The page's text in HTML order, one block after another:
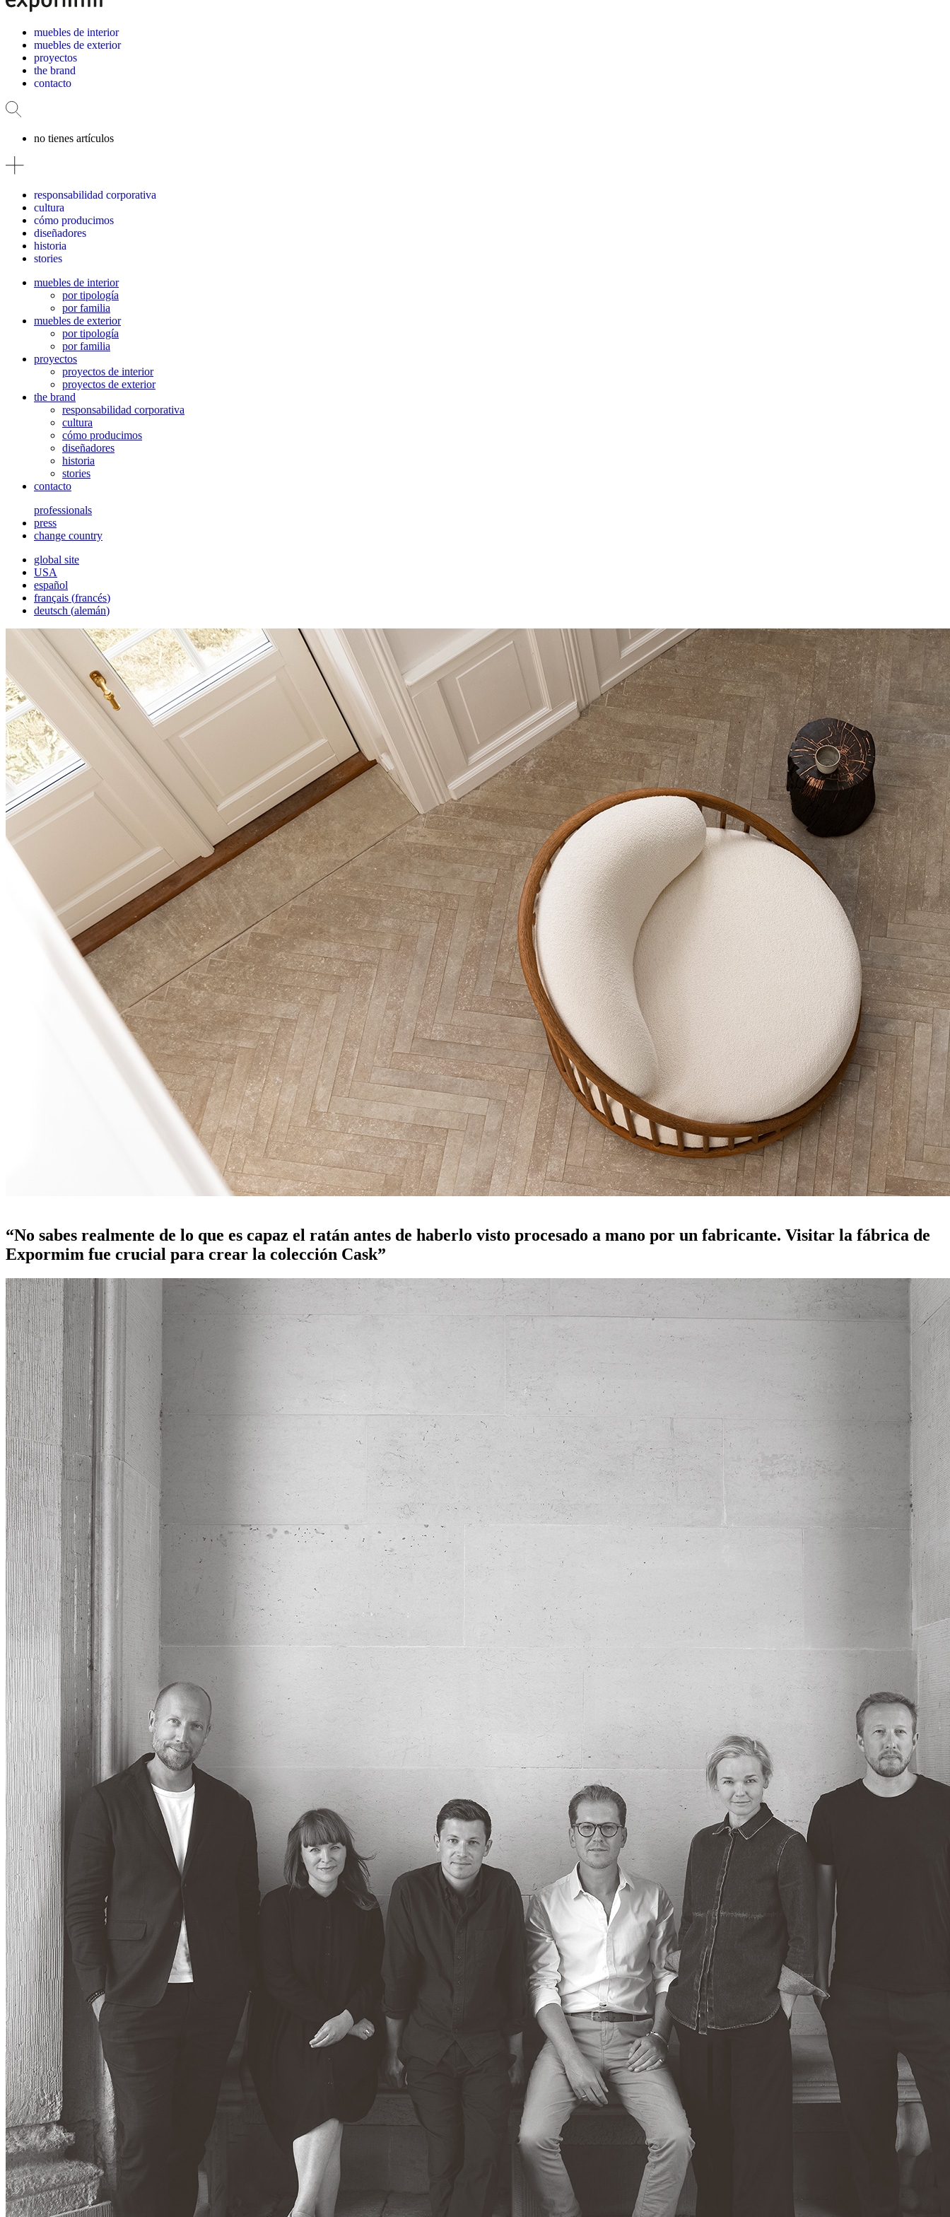
muebles de interior
muebles de exterior
proyectos
the brand
contacto
no tienes artículos
responsabilidad corporativa
cultura
cómo producimos
diseñadores
historia
stories
muebles de interior
por tipología
por familia
muebles de exterior
por tipología
por familia
proyectos
proyectos de interior
proyectos de exterior
the brand
responsabilidad corporativa
cultura
cómo producimos
diseñadores
historia
stories
contacto
professionals
press
change country
global site
USA
español
français (francés)
deutsch (alemán)
“No sabes realmente de lo que es capaz el ratán antes de haberlo visto procesado a mano por un fabricante. Visitar la fábrica de
Expormim fue crucial para crear la colección Cask”